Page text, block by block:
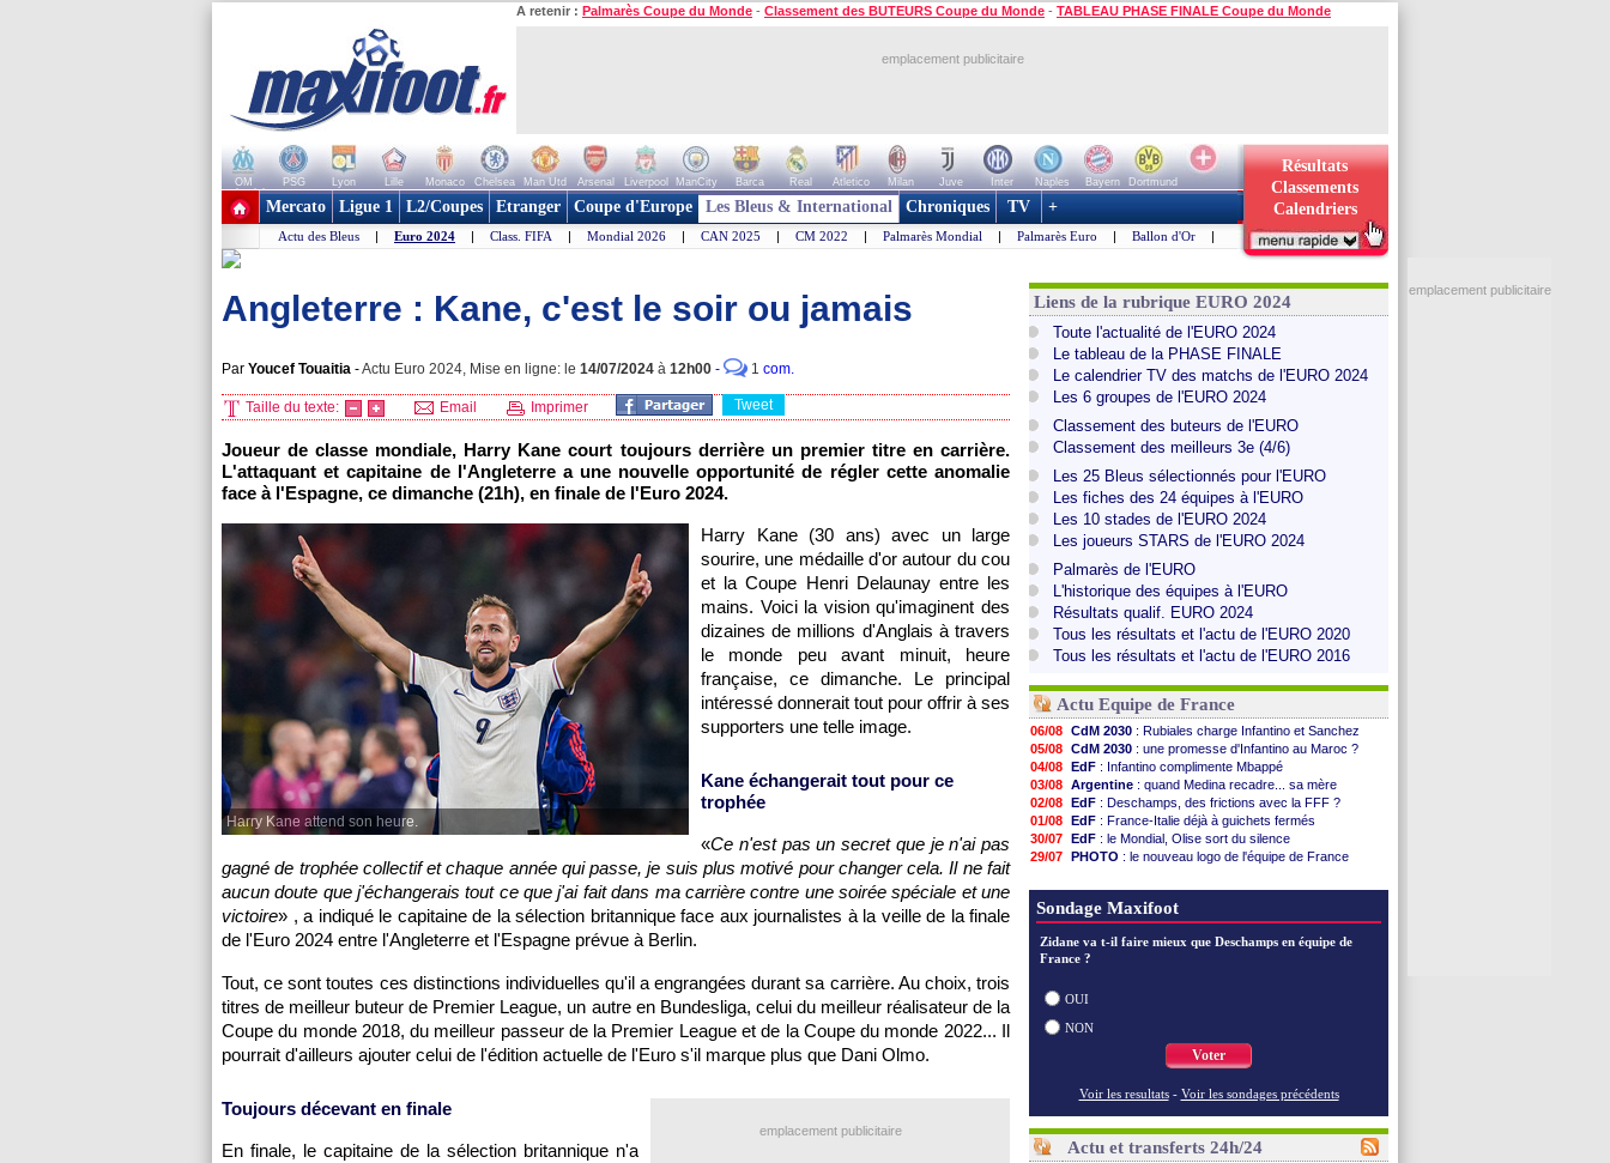
A retenir : Palmarès Coupe du Monde - Classement des BUTEURS Coupe du Monde - TABLEAU PHASE FINALE Coupe du Monde
emplacement publicitaire
OM PSG Lyon Lille Monaco Chelsea Man Utd Arsenal Liverpool ManCity Barca Real Atletico Milan Juve Inter Naples Bayern
Dortmund
+ de clubs
Résultats
Classements
Calendriers
Mercato Ligue 1 L2/Coupes Etranger Coupe d'Europe Les Bleus & International Chroniques TV +
Actu des Bleus | Euro 2024 | Class. FIFA | Mondial 2026 | CAN 2025 | CM 2022 | Palmarès Mondial | Palmarès Euro | Ballon d'Or |
Angleterre : Kane, c'est le soir ou jamais
Par Youcef Touaitia -Actu Euro 2024, Mise en ligne: le 14/07/2024 à 12h00 - 1 com.
Taille du texte: Email Imprimer Tweet
Joueur de classe mondiale, Harry Kane court toujours derrière un premier titre en carrière.
L'attaquant et capitaine de l'Angleterre a une nouvelle opportunité de régler cette anomalie
face à l'Espagne, ce dimanche (21h), en finale de l'Euro 2024.
Harry Kane attend son heure.
Harry Kane (30 ans) avec un large
sourire, une médaille d'or autour du cou
et la Coupe Henri Delaunay entre les
mains. Voici la vision qu'imaginent des
dizaines de millions d'Anglais à travers
le monde peu avant minuit, heure
française, ce dimanche. Le principal
intéressé donnerait tout pour offrir à ses
supporters une telle image.
Kane échangerait tout pour ce
trophée
«Ce n'est pas un secret que je n'ai pas
gagné de trophée collectif et chaque année qui passe, je suis plus motivé pour changer cela. Il ne fait
aucun doute que j'échangerais tout ce que j'ai fait dans ma carrière contre une soirée spéciale et une
victoire» , a indiqué le capitaine de la sélection britannique face aux journalistes à la veille de la finale
de l'Euro 2024 entre l'Angleterre et l'Espagne prévue à Berlin.
Tout, ce sont toutes ces distinctions individuelles qu'il a engrangées durant sa carrière. Au choix, trois
titres de meilleur buteur de Premier League, un autre en Bundesliga, celui du meilleur réalisateur de la
Coupe du monde 2018, du meilleur passeur de la Premier League et de la Coupe du monde 2022... Il
pourrait d'ailleurs ajouter celui de l'édition actuelle de l'Euro s'il marque plus que Dani Olmo.
emplacement publicitaire
Toujours décevant en finale
En finale, le capitaine de la sélection britannique n'a
Liens de la rubrique EURO 2024
Toute l'actualité de l'EURO 2024
Le tableau de la PHASE FINALE
Le calendrier TV des matchs de l'EURO 2024
Les 6 groupes de l'EURO 2024
Classement des buteurs de l'EURO
Classement des meilleurs 3e (4/6)
Les 25 Bleus sélectionnés pour l'EURO
Les fiches des 24 équipes à l'EURO
Les 10 stades de l'EURO 2024
Les joueurs STARS de l'EURO 2024
Palmarès de l'EURO
L'historique des équipes à l'EURO
Résultats qualif. EURO 2024
Tous les résultats et l'actu de l'EURO 2020
Tous les résultats et l'actu de l'EURO 2016
Actu Equipe de France
06/08 CdM 2030 : Rubiales charge Infantino et Sanchez
05/08 CdM 2030 : une promesse d'Infantino au Maroc ?
04/08 EdF : Infantino complimente Mbappé
03/08 Argentine : quand Medina recadre... sa mère
02/08 EdF : Deschamps, des frictions avec la FFF ?
01/08 EdF : France-Italie déjà à guichets fermés
30/07 EdF : le Mondial, Olise sort du silence
29/07 PHOTO : le nouveau logo de l'équipe de France
29/07 EdF: Zidane et l'argent, les mots de Diallo
29/07 EdF: Zidane pense déjà à un retour de Mendy
28/07 EdF: le message de Mbappé à Zidane
28/07 EdF: les mots de Genesio pour Zidane
28/07 VIDEO
Sondage Maxifoot
Zidane va t-il faire mieux que Deschamps en équipe de
France ?
OUI
NON
Voter
Voir les resultats - Voir les sondages précédents
Actu et transferts 24h/24
emplacement publicitaire